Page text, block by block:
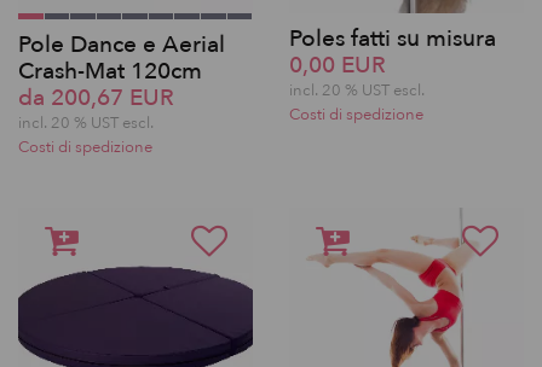
Pole Dance e Aerial
Crash-Mat 120cm
da 200,67 EUR
incl. 20 % UST escl.
Costi di spedizione
Poles fatti su misura
0,00 EUR
incl. 20 % UST escl.
Costi di spedizione